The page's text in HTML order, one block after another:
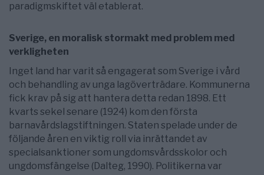
paradigmskiftet väl etablerat.
Sverige, en moralisk stormakt med problem med
verkligheten
Inget land har varit så engagerat som Sverige i vård
och behandling av unga lagöverträdare. Kommunerna
fick krav på sig att hantera detta redan 1898. Ett
kvarts sekel senare (1924) kom den första
barnavårdslagstiftningen. Staten spelade under de
följande åren en viktig roll via inrättandet av
specialsanktioner som ungdomsvårdsskolor och
ungdomsfängelse (Dalteg, 1990). Politikerna var